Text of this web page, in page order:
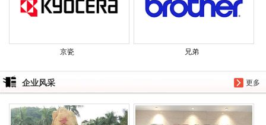
京瓷 兄弟
更多
企业风采